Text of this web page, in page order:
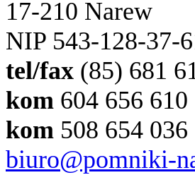
17-210 Narew
NIP 543-128-37-
tel/fax (85) 681
kom 604 656 610
kom 508 654 036
biuro@pomniki-